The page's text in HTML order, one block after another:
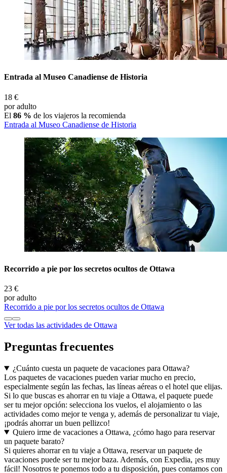
Entrada al Museo Canadiense de Historia
18 €
por adulto
El 86 % de los viajeros la recomienda
Entrada al Museo Canadiense de Historia
Recorrido a pie por los secretos ocultos de Ottawa
23 €
por adulto
Recorrido a pie por los secretos ocultos de Ottawa
Ver todas las actividades de Ottawa
Preguntas frecuentes
¿Cuánto cuesta un paquete de vacaciones para Ottawa?
Los paquetes de vacaciones pueden variar mucho en precio,
especialmente según las fechas, las líneas aéreas o el hotel que elijas.
Si lo que buscas es ahorrar en tu viaje a Ottawa, el paquete puede
ser tu mejor opción: selecciona los vuelos, el alojamiento o las
actividades como mejor te venga y, además de personalizar tu viaje,
¡podrás ahorrar un buen pellizco!
Quiero irme de vacaciones a Ottawa, ¿cómo hago para reservar
un paquete barato?
Si quieres ahorrar en tu viaje a Ottawa, reservar un paquete de
vacaciones puede ser tu mejor baza. Además, con Expedia, ¡es muy
fácil! Nosotros te ponemos todo a tu disposición, pues contamos con